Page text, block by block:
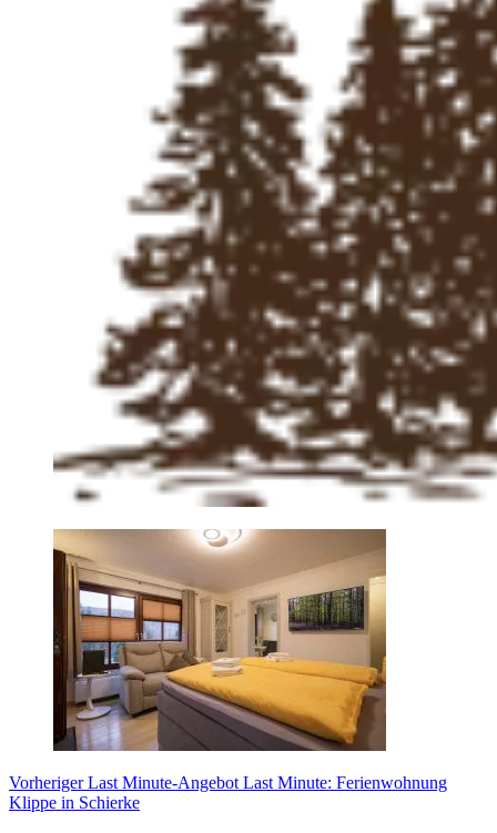
VorherigerLast Minute-Angebot Last Minute: Ferienwohnung
Klippe in Schierke